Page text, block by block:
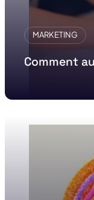
MARKETING
Comment